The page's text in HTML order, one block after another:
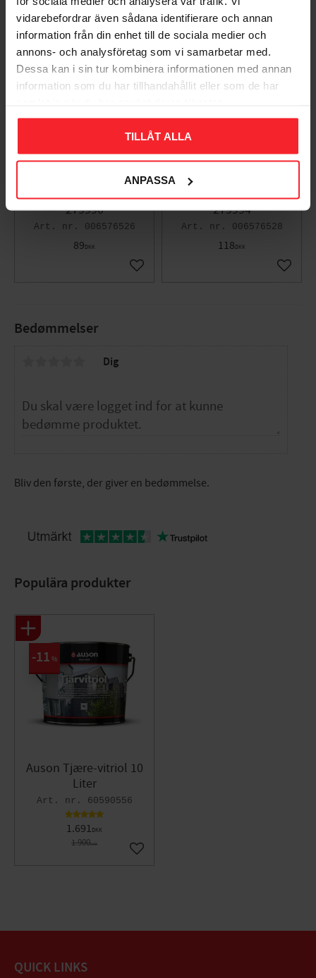
vidarebefordrar även sådana identifierare och annan
information från din enhet till de sociala medier och
annons- och analysföretag som vi samarbetar med.
Dessa kan i sin tur kombinera informationen med annan
information som du har tillhandahållit eller som de har
TILLÅT ALLA
ANPASSA
Bedømmelser
Dig
Bliv den første, der giver en bedømmelse.
Træskrue TFT,
3,5x20mm, Rustfri
Syrefast A4, Fast
279990
006576526
89DKK
Gem som favorit
Træskrue TFT,
3,5x30mm, Rustfri
Syrefast A4, Fast
279994
006576528
118DKK
Gem
Populära produkter
Auson Tjære-vitriol 10
Liter
60590556
1.691DKK
1.900DKK
11 %
Gem som favorit
QUICK LINKS